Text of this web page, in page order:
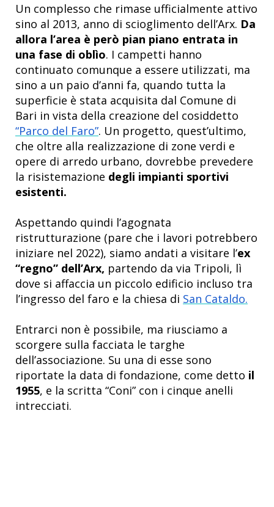
Un complesso che rimase ufficialmente attivo
sino al 2013, anno di scioglimento dell’Arx. Da
allora l’area è però pian piano entrata in
una fase di oblìo. I campetti hanno
continuato comunque a essere utilizzati, ma
sino a un paio d’anni fa, quando tutta la
superficie è stata acquisita dal Comune di
Bari in vista della creazione del cosiddetto
“Parco del Faro”. Un progetto, quest’ultimo,
che oltre alla realizzazione di zone verdi e
opere di arredo urbano, dovrebbe prevedere
la risistemazione degli impianti sportivi
esistenti.
Aspettando quindi l’agognata
ristrutturazione (pare che i lavori potrebbero
iniziare nel 2022), siamo andati a visitare l’ex
“regno” dell’Arx, partendo da via Tripoli, lì
dove si affaccia un piccolo edificio incluso tra
l’ingresso del faro e la chiesa di San Cataldo.
Entrarci non è possibile, ma riusciamo a
scorgere sulla facciata le targhe
dell’associazione. Su una di esse sono
riportate la data di fondazione, come detto il
1955, e la scritta “Coni” con i cinque anelli
intrecciati.